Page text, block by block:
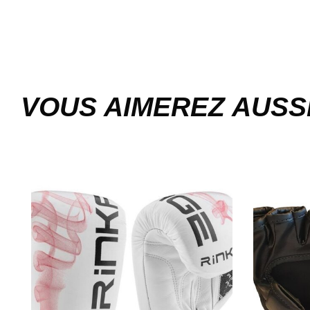
VOUS AIMEREZ